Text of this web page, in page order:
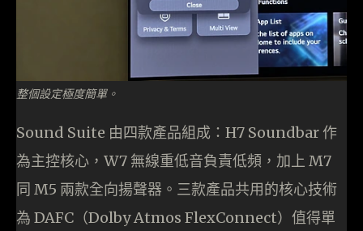
整個設定極度簡單。
Sound Suite 由四款產品組成：H7 Soundbar 作
為主控核心，W7 無線重低音負責低頻，加上 M7
同 M5 兩款全向揚聲器。三款產品共用的核心技術
為 DAFC（Dolby Atmos FlexConnect）值得單